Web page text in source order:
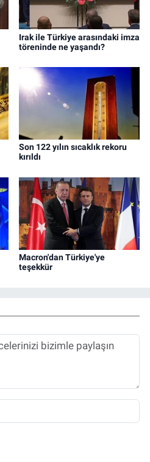
Irak ile Türkiye arasındaki imza
töreninde ne yaşandı?
Son 122 yılın sıcaklık rekoru
kırıldı
Macron'dan Türkiye'ye
teşekkür